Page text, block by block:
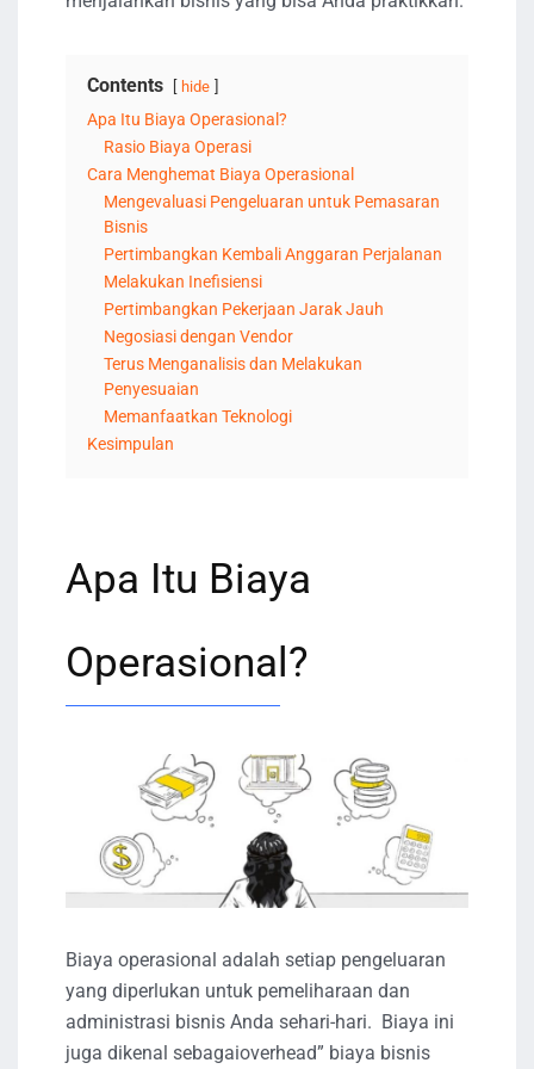
Contents hide
Apa Itu Biaya Operasional?
Rasio Biaya Operasi
Cara Menghemat Biaya Operasional
Mengevaluasi Pengeluaran untuk Pemasaran
Bisnis
Pertimbangkan Kembali Anggaran Perjalanan
Melakukan Inefisiensi
Pertimbangkan Pekerjaan Jarak Jauh
Negosiasi dengan Vendor
Terus Menganalisis dan Melakukan
Penyesuaian
Memanfaatkan Teknologi
Kesimpulan
Apa Itu Biaya
Operasional?
Biaya operasional adalah setiap pengeluaran
yang diperlukan untuk pemeliharaan dan
administrasi bisnis Anda sehari-hari. Biaya ini
juga dikenal sebagaioverhead” biaya bisnis